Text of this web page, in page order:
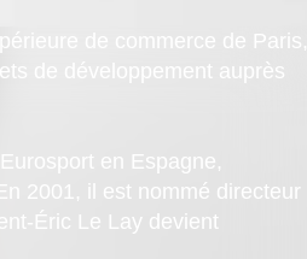
de commerce de Paris,
de développement auprès
en Espagne,
2001, il est nommé directeur
Éric Le Lay devient